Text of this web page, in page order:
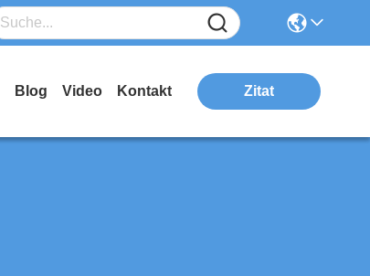
Blog Video Kontakt Zitat